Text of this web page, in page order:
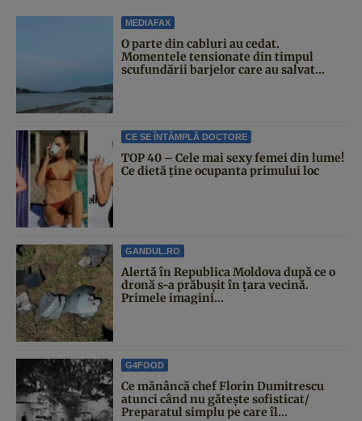
MEDIAFAX
O parte din cabluri au cedat.
Momentele tensionate din timpul
scufundării barjelor care au salvat...
CE SE ÎNTÂMPLĂ DOCTORE
TOP 40 – Cele mai sexy femei din lume!
Ce dietă ține ocupanta primului loc
GANDUL.RO
Alertă în Republica Moldova după ce o
dronă s-a prăbușit în țara vecină.
Primele imagini...
G4FOOD
Ce mănâncă chef Florin Dumitrescu
atunci când nu gătește sofisticat/
Preparatul simplu pe care îl...